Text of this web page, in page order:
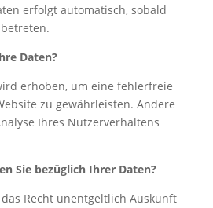
erfolgt automatisch, sobald
Daten?
erhoben, um eine fehlerfreie
zu gewährleisten. Andere
Ihres Nutzerverhaltens
Sie bezüglich Ihrer Daten?
Recht unentgeltlich Auskunft